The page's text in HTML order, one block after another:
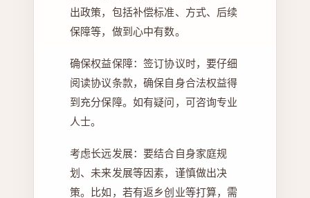
出政策，包括补偿标准、方式、后续
保障等，做到心中有数。
确保权益保障：签订协议时，要仔细
阅读协议条款，确保自身合法权益得
到充分保障。如有疑问，可咨询专业
人士。
考虑长远发展：要结合自身家庭规
划、未来发展等因素，谨慎做出决
策。比如，若有返乡创业等打算，需